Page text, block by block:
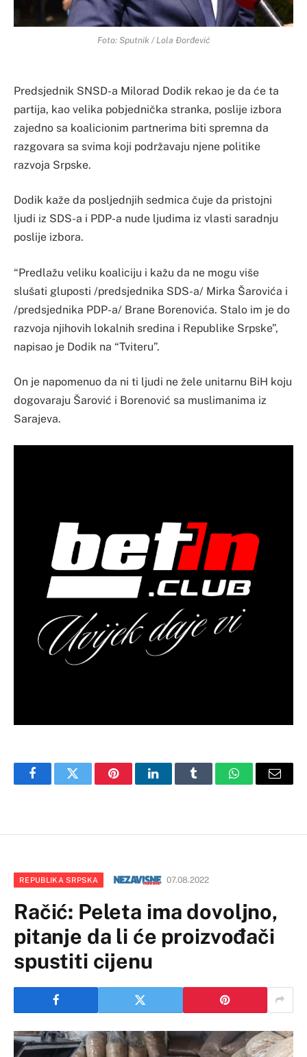
Foto: Sputnik / Lola Đorđević
Predsjednik SNSD-a Milorad Dodik rekao je da će ta
partija, kao velika pobjednička stranka, poslije izbora
zajedno sa koalicionim partnerima biti spremna da
razgovara sa svima koji podržavaju njene politike
razvoja Srpske.
Dodik kaže da posljednjih sedmica čuje da pristojni
ljudi iz SDS-a i PDP-a nude ljudima iz vlasti saradnju
poslije izbora.
“Predlažu veliku koaliciju i kažu da ne mogu više
slušati gluposti /predsjednika SDS-a/ Mirka Šarovića i
/predsjednika PDP-a/ Brane Borenovića. Stalo im je do
razvoja njihovih lokalnih sredina i Republike Srpske”,
napisao je Dodik na “Tviteru”.
On je napomenuo da ni ti ljudi ne žele unitarnu BiH koju
dogovaraju Šarović i Borenović sa muslimanima iz
Sarajeva.
FacebookTwitter PinterestLinkedInTumblr WhatsAppEmail
REPUBLIKA SRPSKA 07.08.2022
Račić: Peleta ima dovoljno,
pitanje da li će proizvođači
spustiti cijenu